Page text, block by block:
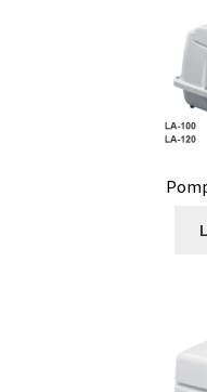
Cultures de